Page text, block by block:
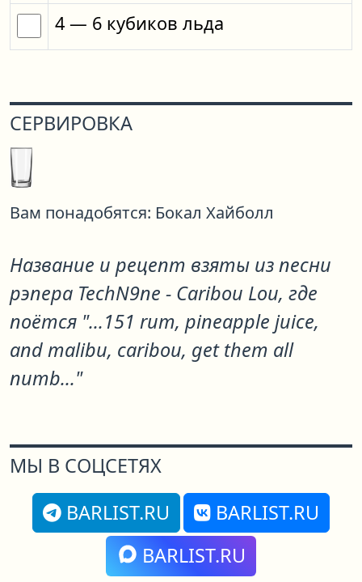
4 — 6 кубиков льда
СЕРВИРОВКА
Вам понадобятся: Бокал Хайболл
Название и рецепт взяты из песни
рэпера TechN9ne - Caribou Lou, где
поётся "...151 rum, pineapple juice,
and malibu, caribou, get them all
numb..."
МЫ В СОЦСЕТЯХ
BARLIST.RU
BARLIST.RU
BARLIST.RU